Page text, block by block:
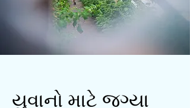
યુવાનો માટે જગ્યા